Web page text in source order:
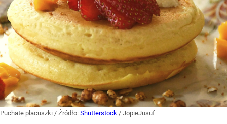
Puchate placuszki / Źródło: Shutterstock / JopieJusuf